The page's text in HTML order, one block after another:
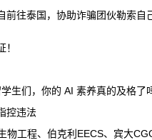
前往泰国，协助诈骗团伙勒索自
生们，你的 AI 素养真的及格了
控违法
物工程、伯克利EECS、宾大